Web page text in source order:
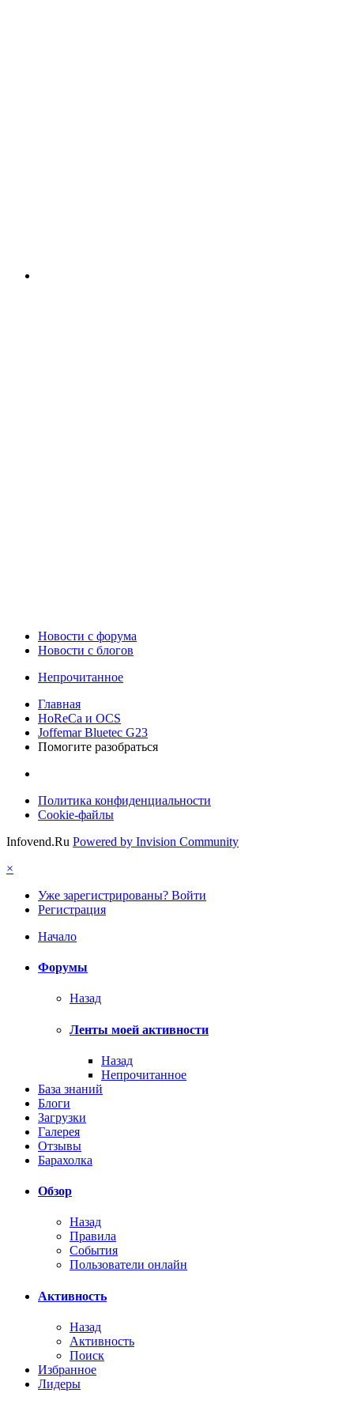
Новости c форума
Новости с блогов
Непрочитанное
Главная
HoReCa и OCS
Joffemar Bluetec G23
Помогите разобраться
Политика конфиденциальности
Cookie-файлы
Infovend.Ru Powered by Invision Community
×
Уже зарегистрированы? Войти
Регистрация
Начало
Форумы
Назад
Ленты моей активности
Назад
Непрочитанное
База знаний
Блоги
Загрузки
Галерея
Отзывы
Барахолка
Обзор
Назад
Правила
События
Пользователи онлайн
Активность
Назад
Активность
Поиск
Избранное
Лидеры